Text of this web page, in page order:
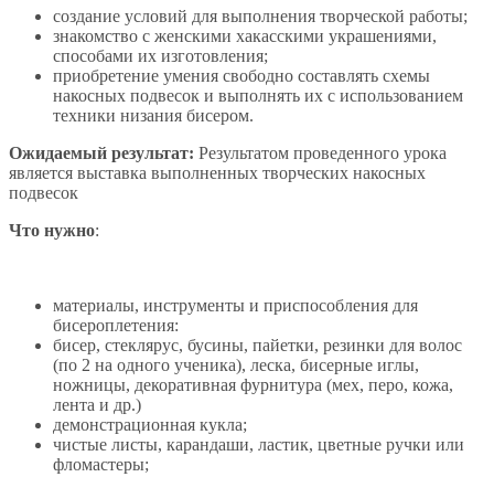
создание условий для выполнения творческой работы;
знакомство с женскими хакасскими украшениями,
способами их изготовления;
приобретение умения свободно составлять схемы
накосных подвесок и выполнять их с использованием
техники низания бисером.
Ожидаемый результат: Результатом проведенного урока
является выставка выполненных творческих накосных
подвесок
Что нужно:
материалы, инструменты и приспособления для
бисероплетения:
бисер, стеклярус, бусины, пайетки, резинки для волос
(по 2 на одного ученика), леска, бисерные иглы,
ножницы, декоративная фурнитура (мех, перо, кожа,
лента и др.)
демонстрационная кукла;
чистые листы, карандаши, ластик, цветные ручки или
фломастеры;